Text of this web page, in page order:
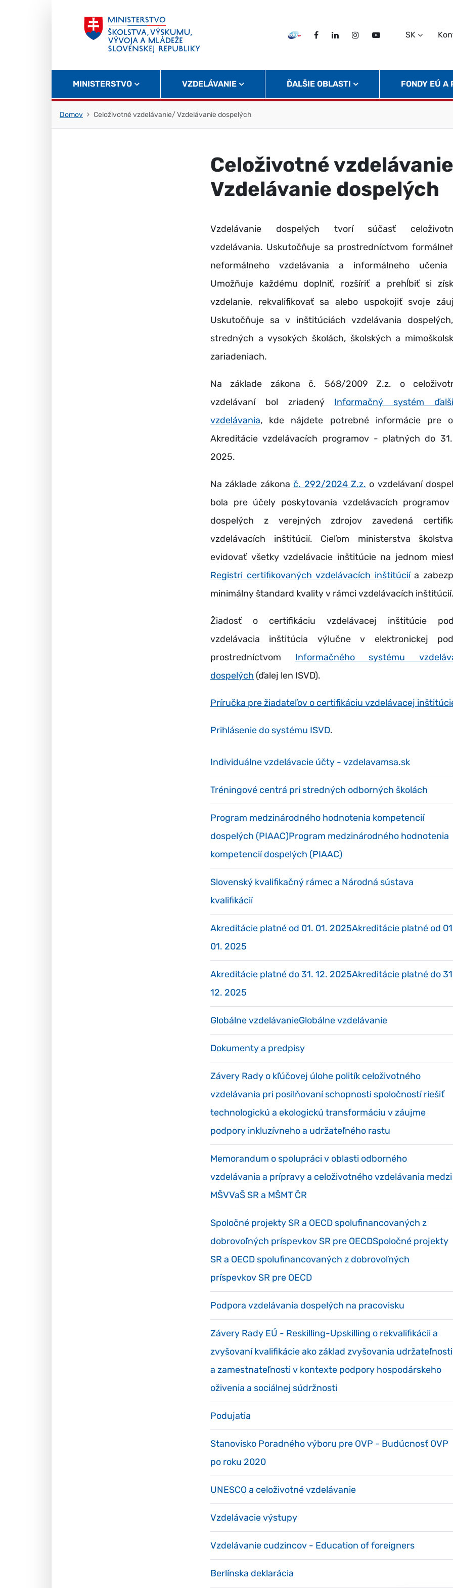
EDU TVFacebookLinkedInInstagram
Twitter
SK
MINISTERSTVO VZDELÁVANIE ĎALŠIE OBLASTI FONDY EÚ A
Domov Celoživotné vzdelávanie/ Vzdelávanie dospelých
Celoživotné
Vzdelávanie dospelých
Vzdelávanie dospelých tvorí súčasť
vzdelávania. Uskutočňuje sa prostredníctvom
neformálneho vzdelávania a informálneho
Umožňuje každému doplniť, rozšíriť a prehĺbiť si
vzdelanie, rekvalifikovať sa alebo uspokojiť svoje
Uskutočňuje sa v inštitúciách vzdelávania
stredných a vysokých školách, školských a
zariadeniach.
Na základe zákona č. 568/2009 Z.z. o
vzdelávaní bol zriadený Informačný systém
vzdelávania, kde nájdete potrebné informácie pre
Akreditácie vzdelávacích programov - platných do
2025.
Na základe zákona č. 292/2024 Z.z. o vzdelávaní
bola pre účely poskytovania vzdelávacích
dospelých z verejných zdrojov zavedená
vzdelávacích inštitúcií. Cieľom ministerstva
evidovať všetky vzdelávacie inštitúcie na jednom
Registri certifikovaných vzdelávacích inštitúciía
minimálny štandard kvality v rámci vzdelávacích
Žiadosť o certifikáciu vzdelávacej inštitúcie
vzdelávacia inštitúcia výlučne v elektronickej
prostredníctvom Informačného systému
dospelých (ďalej len ISVD).
Príručka pre žiadateľov o certifikáciu vzdelávacej
Prihlásenie do systému ISVD.
Individuálne vzdelávacie účty - vzdelavamsa.sk
Tréningové centrá pri stredných odborných školách
Program medzinárodného hodnotenia kompetencií
dospelých (PIAAC)Program medzinárodného hodnotenia
kompetencií dospelých (PIAAC)
Slovenský kvalifikačný rámec a Národná sústava
kvalifikácií
Akreditácie platné od 01. 01. 2025Akreditácie platné od
01. 2025
Akreditácie platné do 31. 12. 2025Akreditácie platné do
12. 2025
Globálne vzdelávanieGlobálne vzdelávanie
Dokumenty a predpisy
Závery Rady o kľúčovej úlohe politík celoživotného
vzdelávania pri posilňovaní schopnosti spoločností riešiť
technologickú a ekologickú transformáciu v záujme
podpory inkluzívneho a udržateľného rastu
Memorandum o spolupráci v oblasti odborného
vzdelávania a prípravy a celoživotného vzdelávania medzi
MŠVVaŠ SR a MŠMT ČR
Spoločné projekty SR a OECD spolufinancovaných z
dobrovoľných príspevkov SR pre OECDSpoločné projekty
SR a OECD spolufinancovaných z dobrovoľných
príspevkov SR pre OECD
Podpora vzdelávania dospelých na pracovisku
Závery Rady EÚ - Reskilling-Upskilling o rekvalifikácii a
zvyšovaní kvalifikácie ako základ zvyšovania udržateľnosti
a zamestnateľnosti v kontexte podpory hospodárskeho
oživenia a sociálnej súdržnosti
Podujatia
Stanovisko Poradného výboru pre OVP - Budúcnosť OVP
po roku 2020
UNESCO a celoživotné vzdelávanie
Vzdelávacie výstupy
Vzdelávanie cudzincov - Education of foreigners
Berlínska deklarácia